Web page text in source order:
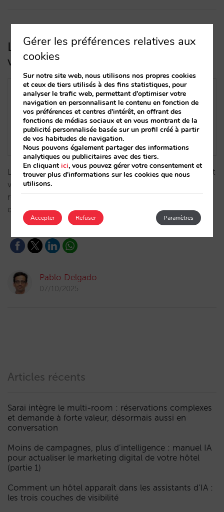
L’IA transforme vos clients : adaptez-
vous avant qu’il ne soit trop tard
L'IA transforme de manière vertigineuse la façon dont
vos clients cherchent et réservent. Il est temps de
remettre en question les solutions et de prendre des
décisions. …
Pablo Delgado
07/10/2025
Articles récents
Sarai intègre le multi-room : réservations complexes
et demande à forte valeur, désormais aussi en
conversation
Moins de campagnes, plus d’intelligence : manuel IA
pour actualiser le marketing digital de votre hôtel
(partie 1)
Comment un hôtel apparaît dans les assistants d’IA :
les trois couches de visibilité
Gérer les préférences relatives aux
cookies
Sur notre site web, nous utilisons nos propres cookies
et ceux de tiers utilisés à des fins statistiques, pour
analyser le trafic web, permettant d'optimiser votre
navigation en personnalisant le contenu en fonction de
vos préférences et centres d'intérêt, en offrant des
fonctions de médias sociaux et en vous montrant de la
publicité personnalisée basée sur un profil créé à partir
de vos habitudes de navigation.
Nous pouvons également partager des informations
analytiques ou publicitaires avec des tiers.
En cliquantici, vous pouvez gérer votre consentement et
trouver plus d'informations sur les cookies que nous
utilisons.
Accepter Paramètres
Refuser